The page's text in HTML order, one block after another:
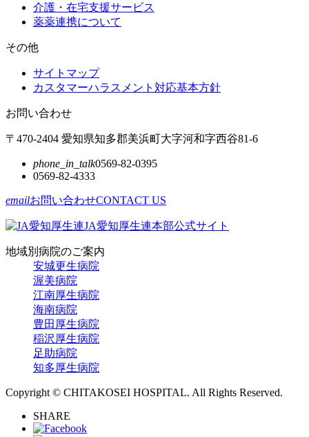
介護・在宅支援サービス
薬薬連携について
その他
サイトマップ
カスタマーハラスメント対応基本方針
お問い合わせ
〒470-2404 愛知県知多郡美浜町大字河和字西谷81-6
phone_in_talk0569-82-0395
0569-82-4333
emailお問い合わせCONTACT US
JA愛知厚生連本部公式サイト
地域別病院のご案内
安城更生病院
渥美病院
江南厚生病院
海南病院
豊田厚生病院
稲沢厚生病院
足助病院
知多厚生病院
Copyright © CHITAKOSEI HOSPITAL. All Rights Reserved.
SHARE